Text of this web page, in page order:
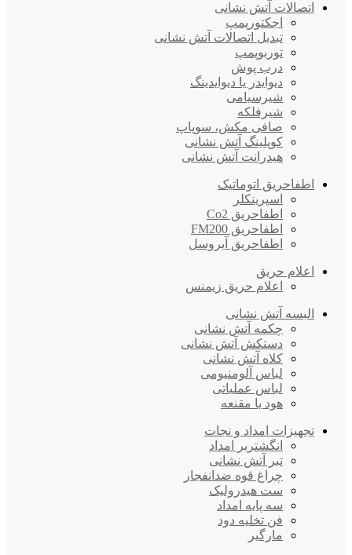
اتصالات آتش نشانی
اجکتورپمپ
تبدیل اتصالات آتش نشانی
توربوپمپ
درب پوش
دیوایدر یا دیوایدینگ
شیرسیامی
شیرفلکه
صافی مکش، سوپاپ
کوپلینگ آتش نشانی
هیدرانت آتش نشانی
اطفاحریق اتوماتیک
اسپرینکلر
اطفاحریق Co2
اطفاحریق FM200
اطفاحریق آیروسل
اعلام حریق
اعلام حریق زیمنس
البسه آتش نشانی
چکمه آتش نشانی
دستکش آتش نشانی
کلاه آتش نشانی
لباس آلومنیومی
لباس عملیاتی
هود یا مقنعه
تجهیزات امداد و نجات
انگشتربر امداد
تبر آتش نشانی
چراغ قوه ضدانفجار
ست هیدرولیک
سه پایه امداد
فن تخلیه دود
مارگیر